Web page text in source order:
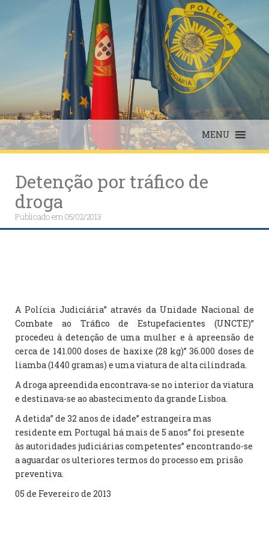
MENU
Detenção por tráfico de
droga
Publicado em05/02/2013
A Polícia Judiciária” através da Unidade Nacional de
Combate ao Tráfico de Estupefacientes (UNCTE)”
procedeu à detenção de uma mulher e à apreensão de
cerca de 141.000 doses de haxixe (28 kg)” 36.000 doses de
liamba (1440 gramas) e uma viatura de alta cilindrada.
A droga apreendida encontrava-se no interior da viatura
e destinava-se ao abastecimento da grande Lisboa.
A detida” de 32 anos de idade” estrangeira mas
residente em Portugal há mais de 5 anos” foi presente
às autoridades judiciárias competentes” encontrando-se
a aguardar os ulteriores termos do processo em prisão
preventiva.
05 de Fevereiro de 2013